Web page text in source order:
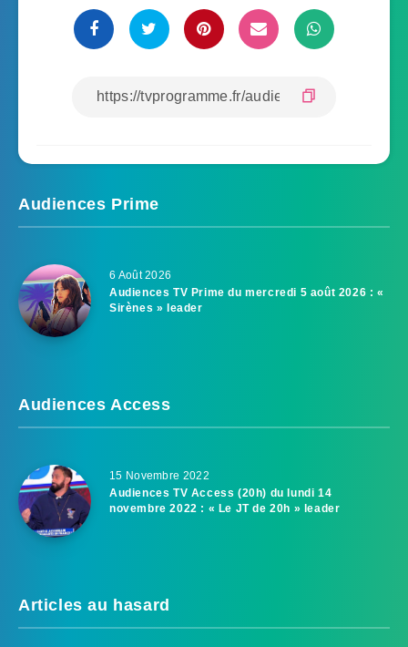
Audiences Prime
6 Août 2026
Audiences TV Prime du mercredi 5 août 2026 : «
Sirènes » leader
Audiences Access
15 Novembre 2022
Audiences TV Access (20h) du lundi 14
novembre 2022 : « Le JT de 20h » leader
Articles au hasard